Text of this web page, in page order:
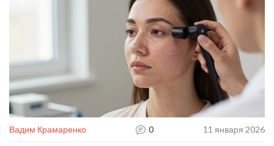
Вадим Крамаренко 0 11 января 2026